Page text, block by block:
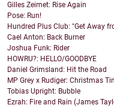
Gilles Zeimet: Rise Again
Pose: Run!
Hundred Plus Club: "Get Away
Cael Anton: Back Burner
Joshua Funk: Rider
HOWRU?: HELLO/GOODBYE
Daniel Grimsland: Hit the Road
MP Grey x Rudiger: Christmas
Tobias Upright: Bubble
Ezrah: Fire and Rain (James